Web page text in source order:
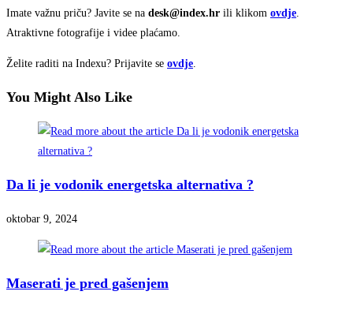
Imate važnu priču? Javite se na desk@index.hr ili klikom ovdje.
Atraktivne fotografije i videe plaćamo.
Želite raditi na Indexu? Prijavite se ovdje.
You Might Also Like
Da li je vodonik energetska alternativa ?
oktobar 9, 2024
Maserati je pred gašenjem